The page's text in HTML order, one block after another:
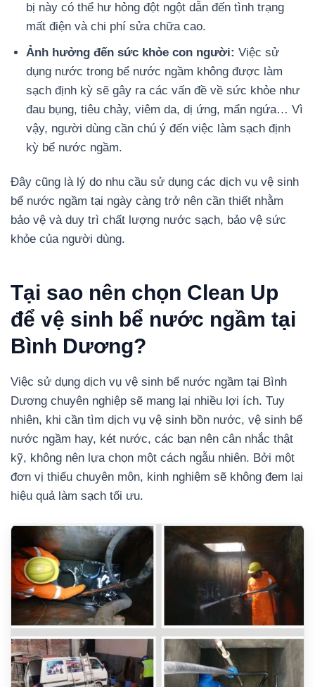
bị này có thể hư hỏng đột ngột dẫn đến tình trạng
mất điện và chi phí sửa chữa cao.
Ảnh hưởng đến sức khỏe con người: Việc sử
dụng nước trong bể nước ngầm không được làm
sạch định kỳ sẽ gây ra các vấn đề về sức khỏe như
đau bụng, tiêu chảy, viêm da, dị ứng, mẩn ngứa… Vì
vậy, người dùng cần chú ý đến việc làm sạch định
kỳ bể nước ngầm.
Đây cũng là lý do nhu cầu sử dụng các dịch vụ vệ sinh
bể nước ngầm tại ngày càng trở nên cần thiết nhằm
bảo vệ và duy trì chất lượng nước sạch, bảo vệ sức
khỏe của người dùng.
Tại sao nên chọn Clean Up
để vệ sinh bể nước ngầm tại
Bình Dương?
Việc sử dụng dịch vụ vệ sinh bể nước ngầm tại Bình
Dương chuyên nghiệp sẽ mang lại nhiều lợi ích. Tuy
nhiên, khi cần tìm dịch vụ vệ sinh bồn nước, vệ sinh bể
nước ngầm hay, két nước, các bạn nên cân nhắc thật
kỹ, không nên lựa chọn một cách ngẫu nhiên. Bởi một
đơn vị thiếu chuyên môn, kinh nghiệm sẽ không đem lại
hiệu quả làm sạch tối ưu.